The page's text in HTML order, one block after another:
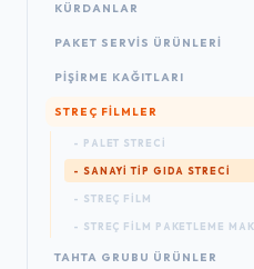
KÜRDANLAR
PAKET SERVIS ÜRÜNLERI
PIŞIRME KAĞITLARI
STREÇ FILMLER
- PALET STRECI
- SANAYI TIP GIDA STRECI
- STREÇ FILM
- STREÇ FILM PAKETLEME
TAHTA GRUBU ÜRÜNLER